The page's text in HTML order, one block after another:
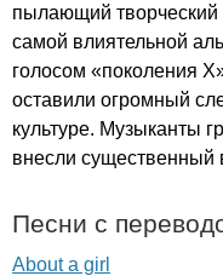
пылающий творческий
самой влиятельной
голосом «поколения
оставили огромный
культуре. Музыканты
внесли существенный
Песни с
About a girl